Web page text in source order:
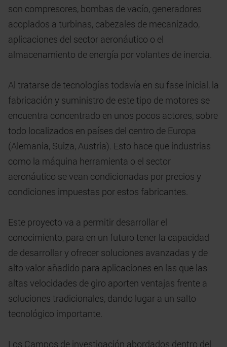
son compresores, bombas de vacío, generadores
acoplados a turbinas, cabezales de mecanizado,
aplicaciones del sector aeronáutico o el
almacenamiento de energía por volantes de inercia.
Al tratarse de tecnologías todavía en su fase inicial, la
fabricación y suministro de este tipo de motores se
encuentra concentrado en unos pocos actores, sobre
todo localizados en países del centro de Europa
(Alemania, Suiza, Austria). Esto hace que industrias
como la máquina herramienta o el sector
aeronáutico se vean condicionadas por precios y
condiciones impuestas por estos fabricantes.
Este proyecto va a permitir desarrollar el
conocimiento, para en un futuro tener la capacidad
de desarrollar y ofrecer soluciones avanzadas y de
alto valor añadido para aplicaciones en las que las
altas velocidades de giro aporten ventajas frente a
soluciones tradicionales, dando lugar a un salto
tecnológico importante.
Los Campos de investigación abordados dentro del